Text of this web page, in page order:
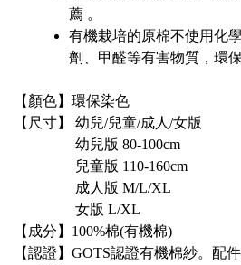
薦 。
有機栽培的原棉不使用化
劑、甲醛等有害物質，環
【顏色】環保染色
【尺寸】 幼兒/兒童/成人/女版
幼兒版 80-100cm
兒童版 110-160cm
成人版 M/L/XL
女版 L/XL
【成分】100%棉(有機棉)
【認證】GOTS認證有機棉紗。配